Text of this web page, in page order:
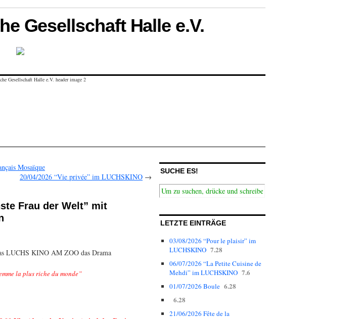
Gesellschaft Halle e.V.
Mosaïque
20/04/2026 “Vie privée” im LUCHSKINO →
Frau der Welt” mit
LUCHS KINO AM ZOO das Drama
la plus riche du monde”
SUCHE ES!
LETZTE EINTRÄGE
03/08/2026 “Pour le plaisir” im
LUCHSKINO 7.28
06/07/2026 “La Petite Cuisine de
Mehdi” im LUCHSKINO 7.6
01/07/2026 Boule 6.28
6.28
21/06/2026 Fête de la